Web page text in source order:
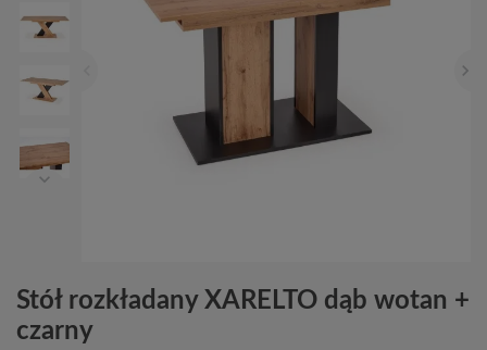
Stół rozkładany XARELTO dąb wotan +
czarny